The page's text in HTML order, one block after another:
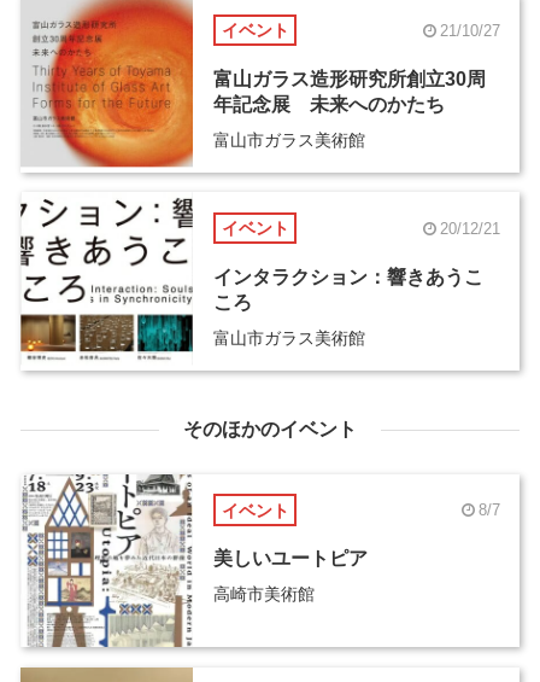
イベント 21/10/27
富山ガラス造形研究所創立30周
年記念展 未来へのかたち
富山市ガラス美術館
イベント 20/12/21
インタラクション：響きあうこ
ころ
富山市ガラス美術館
そのほかのイベント
イベント 8/7
美しいユートピア
高崎市美術館